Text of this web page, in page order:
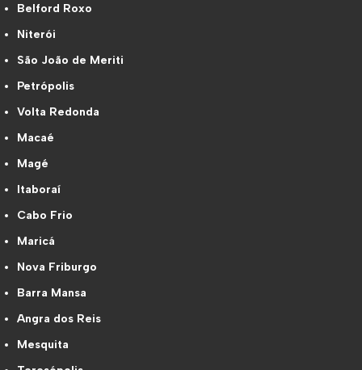
Belford Roxo
Niterói
São João de Meriti
Petrópolis
Volta Redonda
Macaé
Magé
Itaboraí
Cabo Frio
Maricá
Nova Friburgo
Barra Mansa
Angra dos Reis
Mesquita